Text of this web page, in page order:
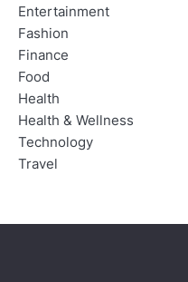
Entertainment
Fashion
Finance
Food
Health
Health & Wellness
Technology
Travel